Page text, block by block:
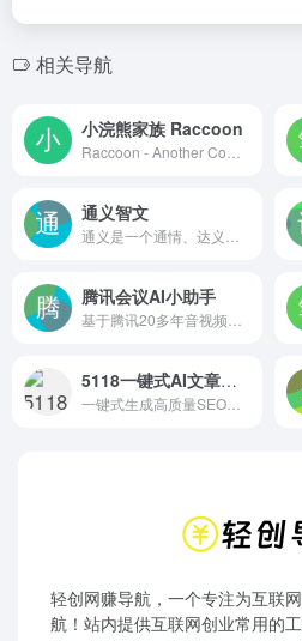
相关导航
小浣熊家族 Raccoon
通义智文
腾讯会议AI小助手
5118一键式AI文章助手（符合网站SEO优化的高质量文章）
轻创网赚导航，一个专注为互联
航！站内提供互联网创业常用的